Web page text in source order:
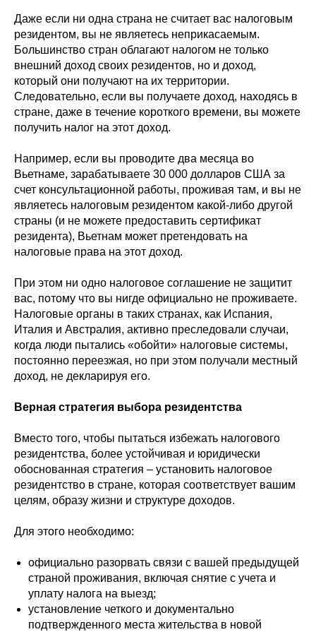
Даже если ни одна страна не считает вас налоговым
резидентом, вы не являетесь неприкасаемым.
Большинство стран облагают налогом не только
внешний доход своих резидентов, но и доход,
который они получают на их территории.
Следовательно, если вы получаете доход, находясь в
стране, даже в течение короткого времени, вы можете
получить налог на этот доход.
Например, если вы проводите два месяца во
Вьетнаме, зарабатываете 30 000 долларов США за
счет консультационной работы, проживая там, и вы не
являетесь налоговым резидентом какой-либо другой
страны (и не можете предоставить сертификат
резидента), Вьетнам может претендовать на
налоговые права на этот доход.
При этом ни одно налоговое соглашение не защитит
вас, потому что вы нигде официально не проживаете.
Налоговые органы в таких странах, как Испания,
Италия и Австралия, активно преследовали случаи,
когда люди пытались «обойти» налоговые системы,
постоянно переезжая, но при этом получали местный
доход, не декларируя его.
Верная стратегия выбора резидентства
Вместо того, чтобы пытаться избежать налогового
резидентства, более устойчивая и юридически
обоснованная стратегия – установить налоговое
резидентство в стране, которая соответствует вашим
целям, образу жизни и структуре доходов.
Для этого необходимо:
официально разорвать связи с вашей предыдущей
страной проживания, включая снятие с учета и
уплату налога на выезд;
установление четкого и документально
подтвержденного места жительства в новой